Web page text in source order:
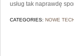
usług tak naprawdę
CATEGORIES: NOWE